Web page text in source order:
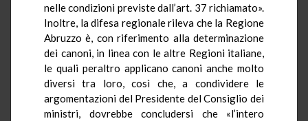
nelle condizioni previste dall’art. 37 richiamato».
Inoltre, la difesa regionale rileva che la Regione
Abruzzo è, con riferimento alla determinazione
dei canoni, in linea con le altre Regioni italiane,
le quali peraltro applicano canoni anche molto
diversi tra loro, così che, a condividere le
argomentazioni del Presidente del Consiglio dei
ministri, dovrebbe concludersi che «l’intero